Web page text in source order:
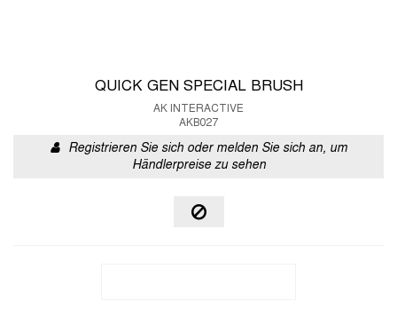
QUICK GEN SPECIAL BRUSH
AK INTERACTIVE
AKB027
Registrieren Sie sich oder melden Sie sich an, um
Händlerpreise zu sehen